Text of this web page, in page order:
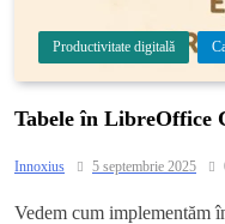
Productivitate digitală
Tabele în LibreOffice
Innoxius 5 septembrie 2025
Vedem cum implementăm